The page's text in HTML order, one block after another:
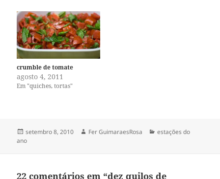
crumble de tomate
agosto 4, 2011
Em "quiches, tortas"
Publicado
em
setembro 8, 2010 Autor
Fer GuimaraesRosa Categorias
estações do
ano
22 comentários em “dez quilos de